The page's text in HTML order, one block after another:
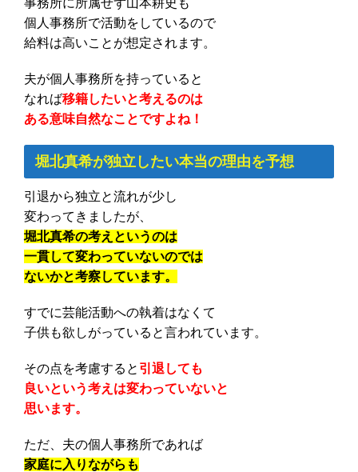
事務所に所属せず山本耕史も
個人事務所で活動をしているので
給料は高いことが想定されます。
夫が個人事務所を持っていると
なれば移籍したいと考えるのは
ある意味自然なことですよね！
堀北真希が独立したい本当の理由を予想
引退から独立と流れが少し
変わってきましたが、
堀北真希の考えというのは
一貫して変わっていないのでは
ないかと考察しています。
すでに芸能活動への執着はなくて
子供も欲しがっていると言われています。
その点を考慮すると 引退しても
良いという考えは変わっていないと
思います。
ただ、夫の個人事務所であれば
家庭に入りながらも